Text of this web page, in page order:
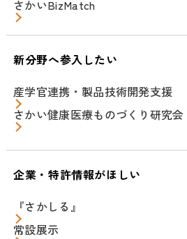
さかいBizMatch
新分野へ参入したい
産学官連携・製品技術開発支援
さかい健康医療ものづくり研究会
企業・特許情報がほしい
『さかしる』
常設展示